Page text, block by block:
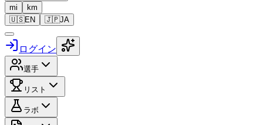
mi
km
🇺🇸EN 🇯🇵JA
ログイン
選手
リスト
ラボ